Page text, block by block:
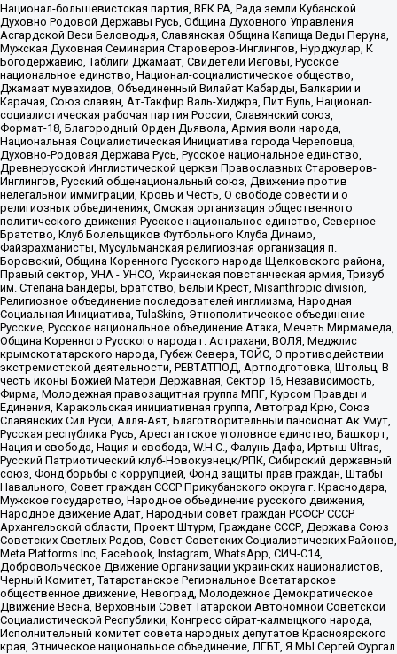
Национал-большевистская партия, ВЕК РА, Рада земли Кубанской
Духовно Родовой Державы Русь, Община Духовного Управления
Асгардской Веси Беловодья, Славянская Община Капища Веды Перуна,
Мужская Духовная Семинария Староверов-Инглингов, Нурджулар, К
Богодержавию, Таблиги Джамаат, Свидетели Иеговы, Русское
национальное единство, Национал-социалистическое общество,
Джамаат мувахидов, Объединенный Вилайат Кабарды, Балкарии и
Карачая, Союз славян, Ат-Такфир Валь-Хиджра, Пит Буль, Национал-
социалистическая рабочая партия России, Славянский союз,
Формат-18, Благородный Орден Дьявола, Армия воли народа,
Национальная Социалистическая Инициатива города Череповца,
Духовно-Родовая Держава Русь, Русское национальное единство,
Древнерусской Инглистической церкви Православных Староверов-
Инглингов, Русский общенациональный союз, Движение против
нелегальной иммиграции, Кровь и Честь, О свободе совести и о
религиозных объединениях, Омская организация общественного
политического движения Русское национальное единство, Северное
Братство, Клуб Болельщиков Футбольного Клуба Динамо,
Файзрахманисты, Мусульманская религиозная организация п.
Боровский, Община Коренного Русского народа Щелковского района,
Правый сектор, УНА - УНСО, Украинская повстанческая армия, Тризуб
им. Степана Бандеры, Братство, Белый Крест, Misanthropic division,
Религиозное объединение последователей инглиизма, Народная
Социальная Инициатива, TulaSkins, Этнополитическое объединение
Русские, Русское национальное объединение Атака, Мечеть Мирмамеда,
Община Коренного Русского народа г. Астрахани, ВОЛЯ, Меджлис
крымскотатарского народа, Рубеж Севера, ТОЙС, О противодействии
экстремистской деятельности, РЕВТАТПОД, Артподготовка, Штольц, В
честь иконы Божией Матери Державная, Сектор 16, Независимость,
Фирма, Молодежная правозащитная группа МПГ, Курсом Правды и
Единения, Каракольская инициативная группа, Автоград Крю, Союз
Славянских Сил Руси, Алля-Аят, Благотворительный пансионат Ак Умут,
Русская республика Русь, Арестантское уголовное единство, Башкорт,
Нация и свобода, Нация и свобода, W.H.С., Фалунь Дафа, Иртыш Ultras,
Русский Патриотический клуб-Новокузнецк/РПК, Сибирский державный
союз, Фонд борьбы с коррупцией, Фонд защиты прав граждан, Штабы
Навального, Совет граждан СССР Прикубанского округа г. Краснодара,
Мужское государство, Народное объединение русского движения,
Народное движение Адат, Народный совет граждан РСФСР СССР
Архангельской области, Проект Штурм, Граждане СССР, Держава Союз
Советских Светлых Родов, Совет Советских Социалистических Районов,
Meta Platforms Inc, Facebook, Instagram, WhatsApp, СИЧ-С14,
Добровольческое Движение Организации украинских националистов,
Черный Комитет, Татарстанское Региональное Всетатарское
общественное движение, Невоград, Молодежное Демократическое
Движение Весна, Верховный Совет Татарской Автономной Советской
Социалистической Республики, Конгресс ойрат-калмыцкого народа,
Исполнительный комитет совета народных депутатов Красноярского
края, Этническое национальное объединение, ЛГБТ, Я.МЫ Сергей Фургал